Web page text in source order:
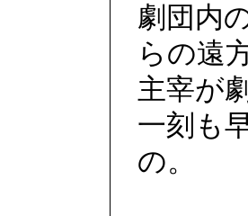
劇団内
らの遠
主宰が
一刻も
の。